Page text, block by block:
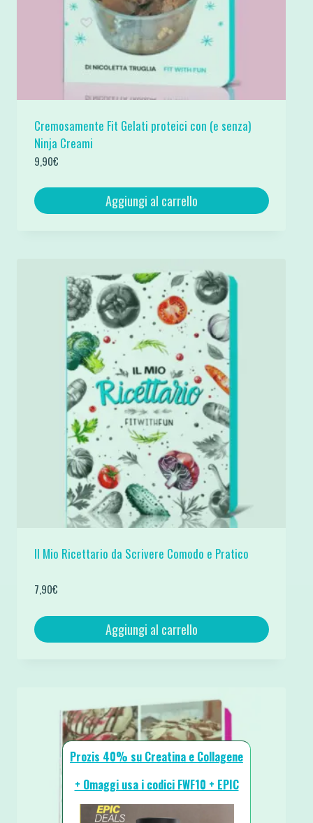
Cremosamente Fit Gelati proteici con (e senza)
Ninja Creami
9,90€
Aggiungi al carrello
Il Mio Ricettario da Scrivere Comodo e Pratico
7,90€
Aggiungi al carrello
Prozis 40% su Creatina e Collagene
+ Omaggi usa i codici FWF10 + EPIC